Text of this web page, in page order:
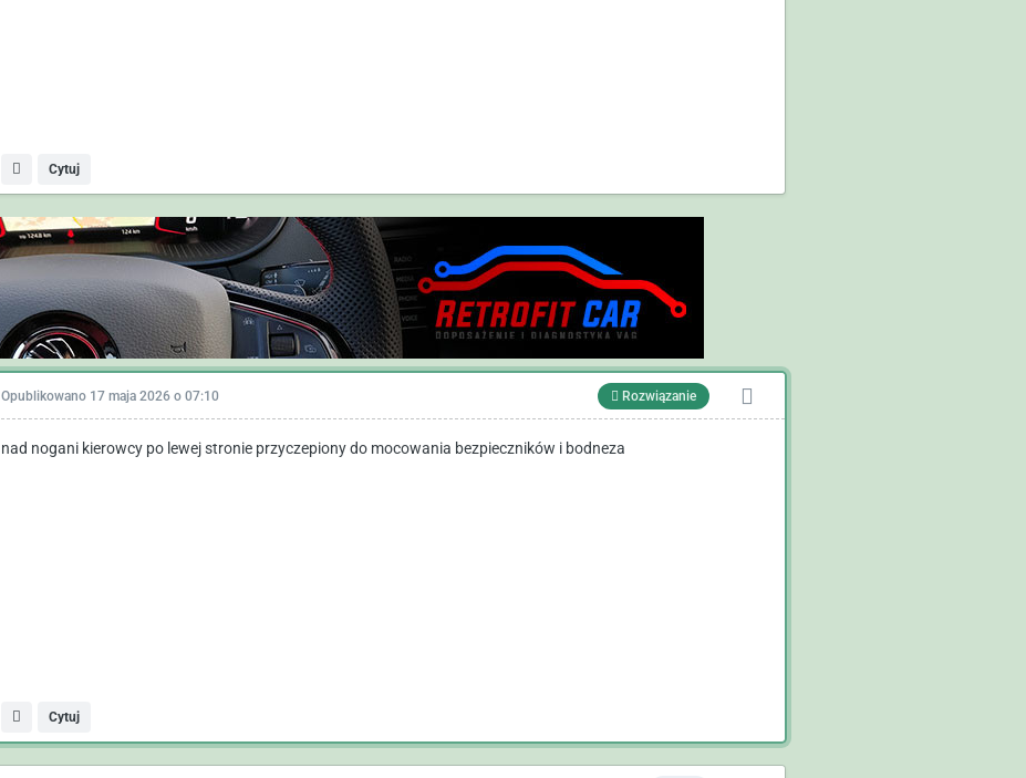
Cytuj
Rozwiązanie
Opublikowano 17 maja 2026 o 07:10
nad nogani kierowcy po lewej stronie przyczepiony do mocowania bezpieczników i bodneza
Cytuj